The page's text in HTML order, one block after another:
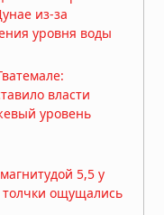
из-за
уровня воды
власти
уровень
5,5 у
толчки ощущались